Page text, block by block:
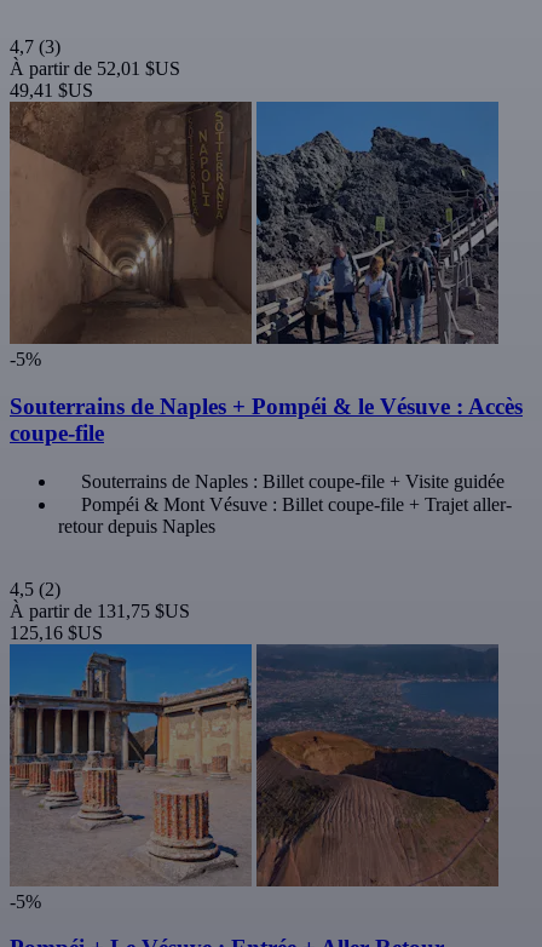
4,7 (3)
À partir de 52,01 $US
49,41 $US
-5%
Souterrains de Naples + Pompéi & le Vésuve : Accès
coupe-file
Souterrains de Naples : Billet coupe-file + Visite guidée
Pompéi & Mont Vésuve : Billet coupe-file + Trajet aller-
retour depuis Naples
4,5 (2)
À partir de 131,75 $US
125,16 $US
-5%